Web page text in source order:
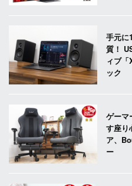
手元に
質！
ィブ
ック
ゲーマ
す座り
ア、
ー